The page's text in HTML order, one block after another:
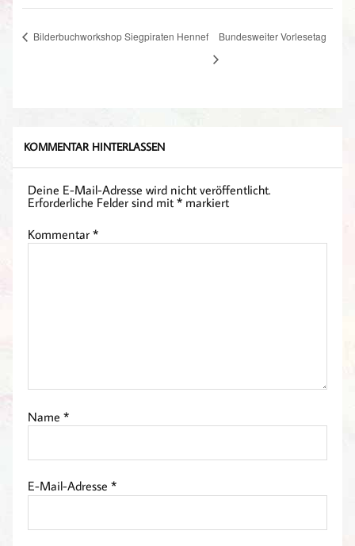
Bilderbuchworkshop Siegpiraten Hennef Bundesweiter Vorlesetag
KOMMENTAR HINTERLASSEN
Deine E-Mail-Adresse wird nicht veröffentlicht.
Erforderliche Felder sind mit* markiert
Kommentar*
Name*
E-Mail-Adresse*